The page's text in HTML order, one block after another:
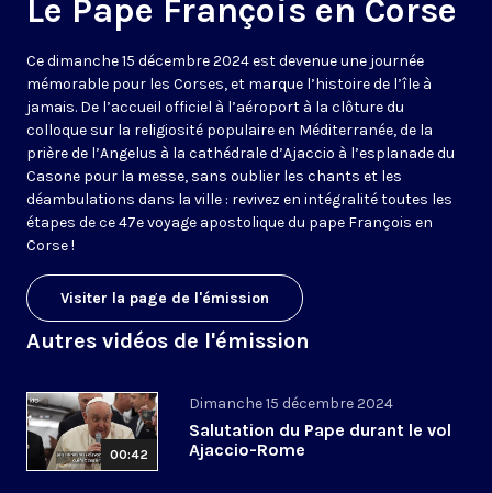
Le Pape François en Corse
Ce dimanche 15 décembre 2024 est devenue une journée
mémorable pour les Corses, et marque l’histoire de l’île à
jamais. De l’accueil officiel à l’aéroport à la clôture du
colloque sur la religiosité populaire en Méditerranée, de la
prière de l’Angelus à la cathédrale d’Ajaccio à l’esplanade du
Casone pour la messe, sans oublier les chants et les
déambulations dans la ville : revivez en intégralité toutes les
étapes de ce 47e voyage apostolique du pape François en
Corse !
Visiter la page de l'émission
Autres vidéos de l'émission
00:42
Dimanche 15 décembre 2024
Salutation du Pape durant le vol
Ajaccio-Rome